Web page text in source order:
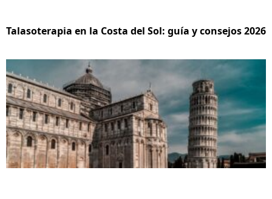
Talasoterapia en la Costa del Sol: guía y consejos 2026